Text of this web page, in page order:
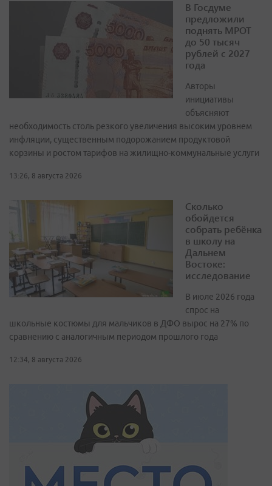
В Госдуме
предложили
поднять МРОТ
до 50 тысяч
рублей с 2027
года
Авторы
инициативы
объясняют
необходимость столь резкого увеличения высоким уровнем
инфляции, существенным подорожанием продуктовой
корзины и ростом тарифов на жилищно-коммунальные услуги
13:26, 8 августа 2026
Сколько
обойдется
собрать ребёнка
в школу на
Дальнем
Востоке:
исследование
В июле 2026 года
спрос на
школьные костюмы для мальчиков в ДФО вырос на 27% по
сравнению с аналогичным периодом прошлого года
12:34, 8 августа 2026